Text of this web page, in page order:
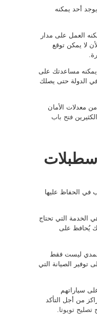
أحد يمكنه
العمل على مدار
لا يمكن توقع
يمكنه مساعدتك على
الدولة حتى يصلك
معدلات الأمان
فتح باب
في الحفاظ عليها
الخدمة التي تحتاج
يُحافظ على
ليست فقط
توفير الصيانة التي
سياراتهم
من أجل التأكد
تصليح تويوتا